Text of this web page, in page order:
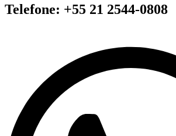
Telefone: +55 21 2544-0808